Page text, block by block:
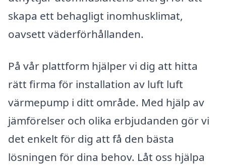
skapa ett behagligt inomhusklimat,
oavsett väderförhållanden.
På vår plattform hjälper vi dig att hitta
rätt firma för installation av luft luft
värmepump i ditt område. Med hjälp av
jämförelser och olika erbjudanden gör vi
det enkelt för dig att få den bästa
lösningen för dina behov. Låt oss hjälpa